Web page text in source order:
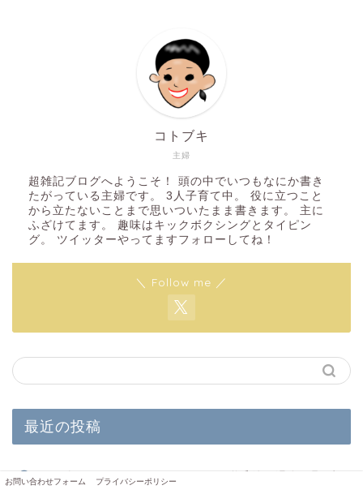
主婦
コトブキ
超雑記ブログへようこそ！ 頭の中でいつもなにか書き
たがっている主婦です。 3人子育て中。 役に立つこと
から立たないことまで思いついたまま書きます。 主に
ふざけてます。 趣味はキックボクシングとタイピン
グ。 ツイッターやってますフォローしてね！
＼ Follow me ／
最近の投稿
アンダーヘアウィッグがあればVIO脱毛後の温泉も恥ずか
お問い合わせフォーム プライバシーポリシー